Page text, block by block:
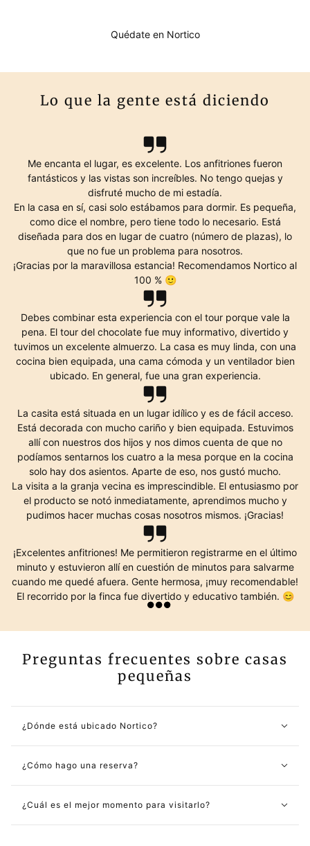
Quédate en Nortico
Lo que la gente está diciendo
Me encanta el lugar, es excelente. Los anfitriones fueron
fantásticos y las vistas son increíbles. No tengo quejas y
disfruté mucho de mi estadía.
En la casa en sí, casi solo estábamos para dormir. Es pequeña,
como dice el nombre, pero tiene todo lo necesario. Está
diseñada para dos en lugar de cuatro (número de plazas), lo
que no fue un problema para nosotros.
¡Gracias por la maravillosa estancia! Recomendamos Nortico al
100 % 🙂
Debes combinar esta experiencia con el tour porque vale la
pena. El tour del chocolate fue muy informativo, divertido y
tuvimos un excelente almuerzo. La casa es muy linda, con una
cocina bien equipada, una cama cómoda y un ventilador bien
ubicado. En general, fue una gran experiencia.
La casita está situada en un lugar idílico y es de fácil acceso.
Está decorada con mucho cariño y bien equipada. Estuvimos
allí con nuestros dos hijos y nos dimos cuenta de que no
podíamos sentarnos los cuatro a la mesa porque en la cocina
solo hay dos asientos. Aparte de eso, nos gustó mucho.
La visita a la granja vecina es imprescindible. El entusiasmo por
el producto se notó inmediatamente, aprendimos mucho y
pudimos hacer muchas cosas nosotros mismos. ¡Gracias!
¡Excelentes anfitriones! Me permitieron registrarme en el último
minuto y estuvieron allí en cuestión de minutos para salvarme
cuando me quedé afuera. Gente hermosa, ¡muy recomendable!
El recorrido por la finca fue divertido y educativo también. 😊
Preguntas frecuentes sobre casas
pequeñas
¿Dónde está ubicado Nortico?
¿Cómo hago una reserva?
¿Cuál es el mejor momento para visitarlo?